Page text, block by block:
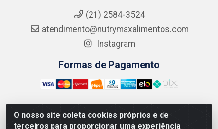
O nosso site coleta cookies próprios e de
terceiros para proporcionar uma experiência
(21) 2584-3524
atendimento@nutrymaxalimentos.com
Instagram
Formas de Pagamento
NUTRY MAX COMÉRCIO DE PRODUTOS ALIMENTICIOS